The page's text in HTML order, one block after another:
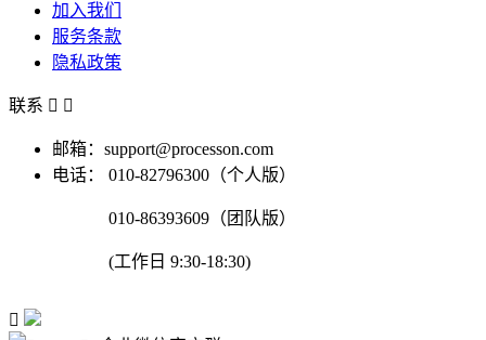
加入我们
服务条款
隐私政策
联系  
邮箱：support@processon.com
电话：
010-82796300（个人版）
010-86393609（团队版）
(工作日 9:30-18:30)
